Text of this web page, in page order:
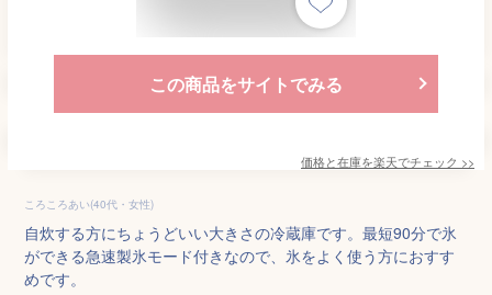
この商品をサイトでみる
価格と在庫を楽天でチェック >>
ころころあい(40代・女性)
自炊する方にちょうどいい大きさの冷蔵庫です。最短90分で氷
ができる急速製氷モード付きなので、氷をよく使う方におすす
めです。